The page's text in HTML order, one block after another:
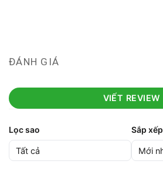
ĐÁNH GIÁ
VIẾT REVIEW
Lọc sao Sắp xếp